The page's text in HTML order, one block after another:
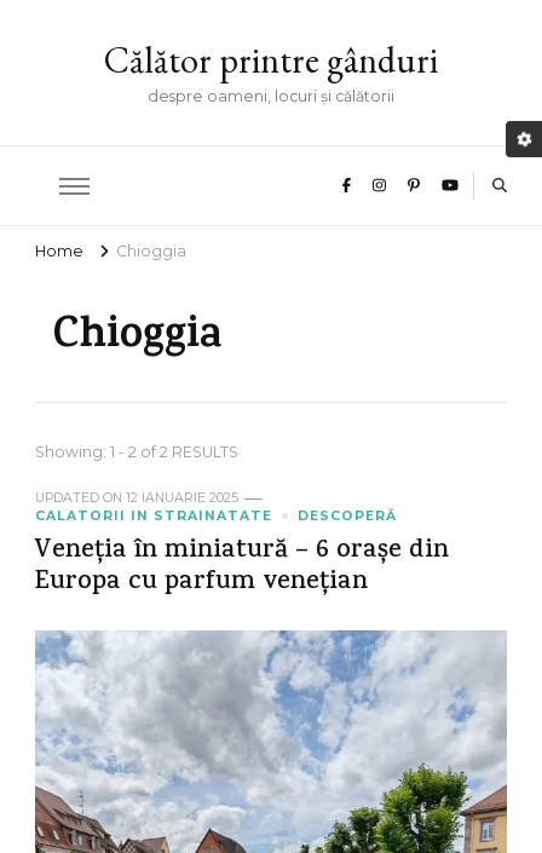
Călător printre gânduri
despre oameni, locuri și călătorii
Home Chioggia
Chioggia
Showing: 1 - 2 of 2 RESULTS
UPDATED ON 12 IANUARIE 2025
CALATORII IN STRAINATATE
DESCOPERĂ
Veneția în miniatură – 6 orașe din
Europa cu parfum venețian